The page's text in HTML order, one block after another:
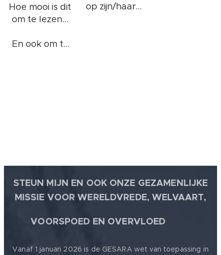
Hoe mooi is dit
om te lezen...
En ook om te
op zijn/haar
STEUN MIJN EN OOK ONZE GEZAMENLIJKE
MISSIE VOOR WERELDVREDE, WELVAART,
VOORSPOED EN OVERVLOED
Vanaf 1 januari 2026 is de GESARA wet van toepassing in